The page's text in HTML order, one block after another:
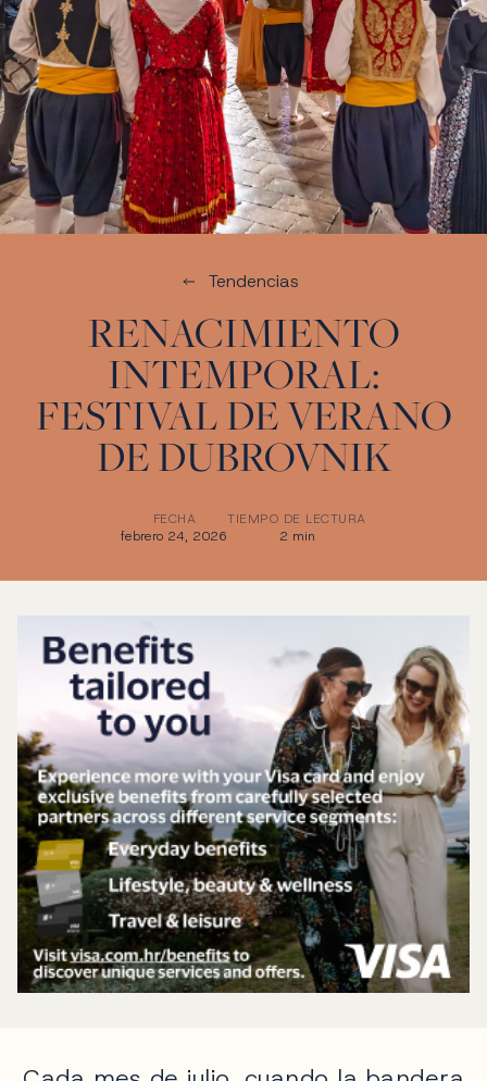
Tendencias
RENACIMIENTO
INTEMPORAL:
FESTIVAL DE VERANO
DE DUBROVNIK
FECHA
febrero 24, 2026
TIEMPO DE LECTURA
2 min